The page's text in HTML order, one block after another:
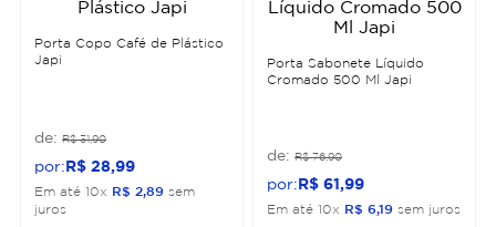
Porta Copo Café de Plástico
Japi
R$ 31,90
R$ 28 99
Em até 10x R$ 2 89 sem
juros
Porta Sabonete Líquido
Cromado 500 Ml Japi
R$ 76,90
R$ 61 99
Em até 10x R$ 6 19 sem juros